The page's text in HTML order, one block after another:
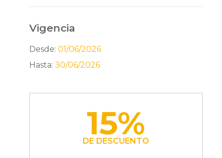
Vigencia
Desde:01/06/2026
Hasta:30/06/2026
15%
DE DESCUENTO